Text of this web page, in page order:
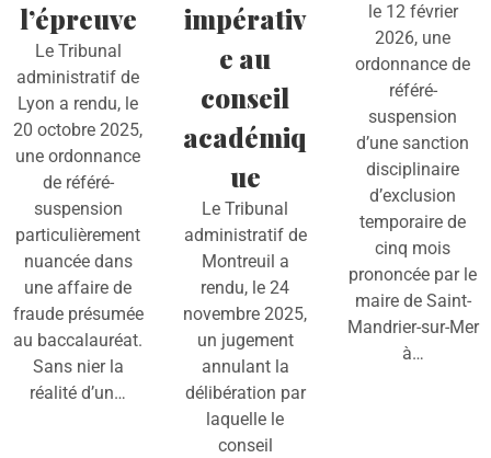
l’épreuve
Le Tribunal
administratif de
Lyon a rendu, le
20 octobre 2025,
une ordonnance
de référé-
suspension
particulièrement
nuancée dans
une affaire de
fraude présumée
au baccalauréat.
Sans nier la
réalité d’un…
impérativ
e au
conseil
académiq
ue
Le Tribunal
administratif de
Montreuil a
rendu, le 24
novembre 2025,
un jugement
annulant la
délibération par
laquelle le
conseil
le 12 février
2026, une
ordonnance de
référé-
suspension
d’une sanction
disciplinaire
d’exclusion
temporaire de
cinq mois
prononcée par le
maire de Saint-
Mandrier-sur-Mer
à…